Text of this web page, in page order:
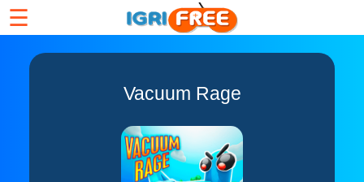
☰
Vacuum Rage